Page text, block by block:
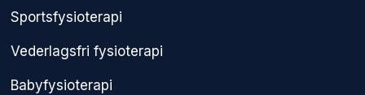
Sportsfysioterapi
Vederlagsfri fysioterapi​
Babyfysioterapi